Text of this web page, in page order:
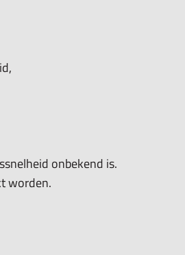
onbekend is.
worden.